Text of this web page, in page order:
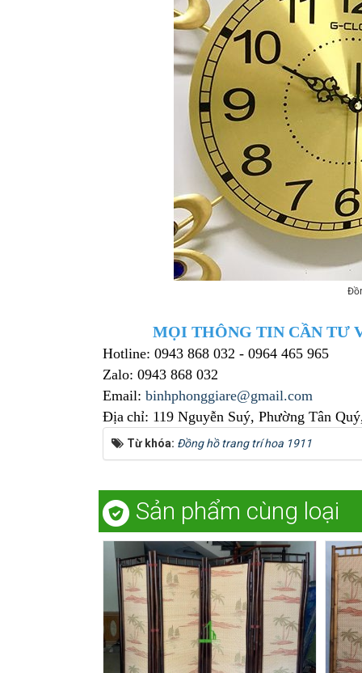
MỌI THÔNG TIN CẦN TƯ
Hotline: 0943 868 032 - 0964 465 965
Zalo: 0943 868 032
Email: binhphonggiare@gmail.com
Địa chỉ: 119 Nguyễn Suý, Phường Tân
Từ khóa: Đồng hồ trang trí hoa 1911
Sản phẩm cùng loại